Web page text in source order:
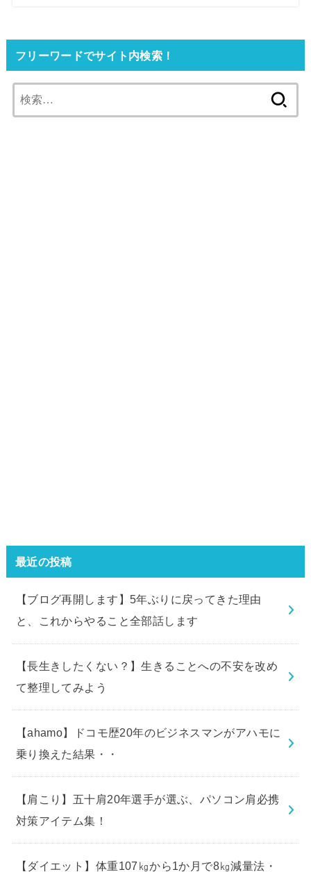
フリーワードでサイト内検索！
索:
最近の投稿
【ブログ再開します】5年ぶりに戻ってきた理由
と、これからやること全部話します
【長生きしたくない？】生きることへの不安を改め
て整理してみよう
【ahamo】ドコモ歴20年のビジネスマンがアハモに
乗り換えた結果・・
【肩こり】五十肩20年選手が選ぶ、パソコン肩必携
対策アイテム集！
【ダイエット】体重107㎏から1か月で8㎏減量法・